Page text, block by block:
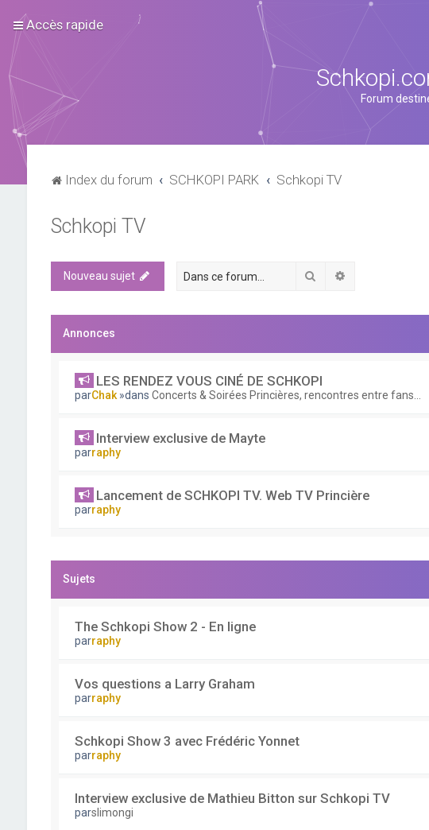
Accès rapide
Forum
Index du forum SCHKOPI PARK Schkopi TV
Schkopi TV
Nouveau sujet Rechercher
Annonces
LES RENDEZ VOUS CINÉ DE SCHKOPI
parChak »dans Concerts & Soirées Princières, rencontres entre fans...
Interview exclusive de Mayte
parraphy
Lancement de SCHKOPI TV. Web TV Princière
parraphy
Sujets
The Schkopi Show 2 - En ligne
parraphy
Vos questions a Larry Graham
parraphy
Schkopi Show 3 avec Frédéric Yonnet
parraphy
Interview exclusive de Mathieu Bitton sur Schkopi TV
parslimongi